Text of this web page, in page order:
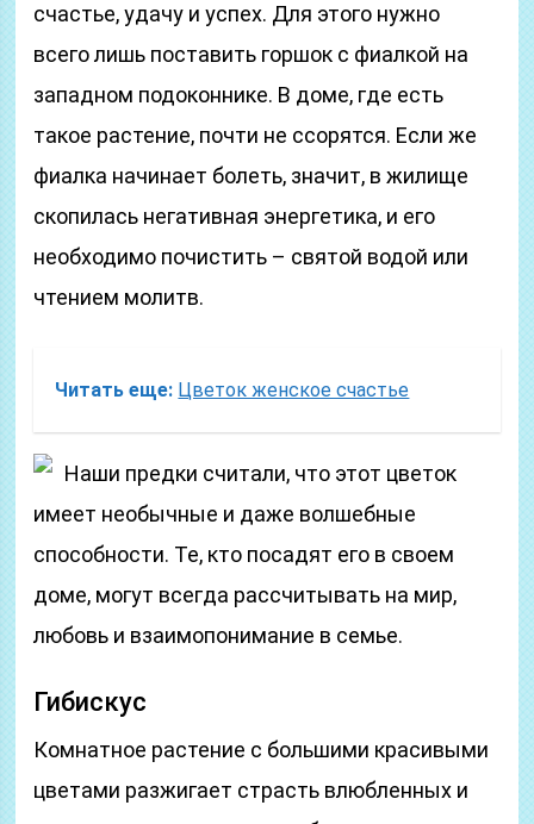
счастье, удачу и успех. Для этого нужно
всего лишь поставить горшок с фиалкой на
западном подоконнике. В доме, где есть
такое растение, почти не ссорятся. Если же
фиалка начинает болеть, значит, в жилище
скопилась негативная энергетика, и его
необходимо почистить – святой водой или
чтением молитв.
Читать еще: Цветок женское счастье
Наши предки считали, что этот цветок
имеет необычные и даже волшебные
способности. Те, кто посадят его в своем
доме, могут всегда рассчитывать на мир,
любовь и взаимопонимание в семье.
Гибискус
Комнатное растение с большими красивыми
цветами разжигает страсть влюбленных и